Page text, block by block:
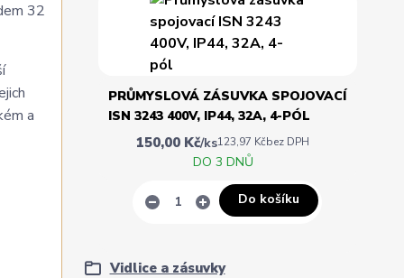
32
a
Vidlice a zásuvky
PRŮMYSLOVÁ ZÁSUVKA SPOJOVACÍ
ISN 3243 400V, IP44, 32A, 4-PÓL
150,00 Kč/ks123,97 Kčbez DPH
DO 3 DNŮ
Do košíku